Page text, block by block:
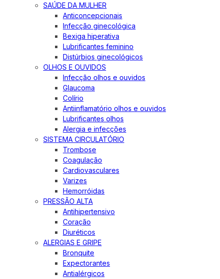
SAÚDE DA MULHER
Anticoncepcionais
Infecção ginecológica
Bexiga hiperativa
Lubrificantes feminino
Distúrbios ginecológicos
OLHOS E OUVIDOS
Infecção olhos e ouvidos
Glaucoma
Colírio
Antiinflamatório olhos e ouvidos
Lubrificantes olhos
Alergia e infecções
SISTEMA CIRCULATÓRIO
Trombose
Coagulação
Cardiovasculares
Varizes
Hemorróidas
PRESSÃO ALTA
Antihipertensivo
Coração
Diuréticos
ALERGIAS E GRIPE
Bronquite
Expectorantes
Antialérgicos